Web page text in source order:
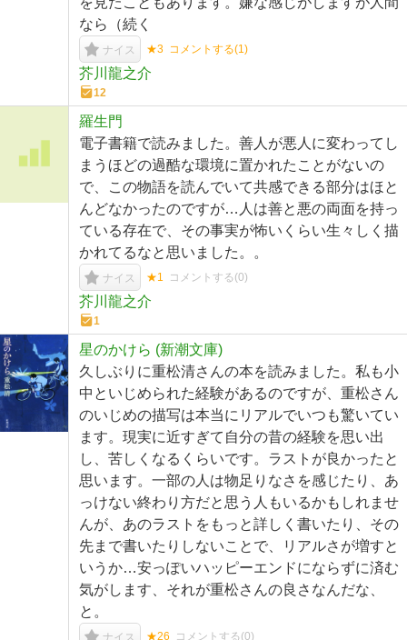
なら（続く
ナイス ★3 コメントする(1)
芥川龍之介
12
羅生門
電子書籍で読みました。善人が悪人に変わってし
まうほどの過酷な環境に置かれたことがないの
で、この物語を読んでいて共感できる部分はほと
んどなかったのですが…人は善と悪の両面を持っ
ている存在で、その事実が怖いくらい生々しく描
かれてるなと思いました。。
ナイス ★1 コメントする(0)
芥川龍之介
1
星のかけら (新潮文庫)
久しぶりに重松清さんの本を読みました。私も小
中といじめられた経験があるのですが、重松さん
のいじめの描写は本当にリアルでいつも驚いてい
ます。現実に近すぎて自分の昔の経験を思い出
し、苦しくなるくらいです。ラストが良かったと
思います。一部の人は物足りなさを感じたり、あ
っけない終わり方だと思う人もいるかもしれませ
んが、あのラストをもっと詳しく書いたり、その
先まで書いたりしないことで、リアルさが増すと
いうか…安っぽいハッピーエンドにならずに済む
気がします、それが重松さんの良さなんだな、
と。
ナイス ★26 コメントする(0)